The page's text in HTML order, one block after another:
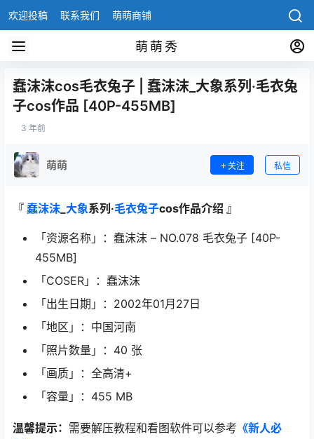
欢迎投稿 联系我们 萌萌商铺
萌萌秀
蠢沫沫cos毛衣兔子 | 蠢沫沫_大象系列·毛衣兔
子cos作品 [40P-455MB]
3 年前
萌萌 关注 私信
『 蠢沫沫 大象系列·毛衣兔子cos作品介绍 』
「资源名称」：蠢沫沫 – NO.078 毛衣兔子 [40P-
455MB]
「COSER」：蠢沫沫
「出生日期」：2002年01月27日
「地区」：中国河南
「照片数量」：40 张
「画质」：全高清+
「容量」：455 MB
温馨提示： 需要解压教程和看图软件可以参考 《新人必